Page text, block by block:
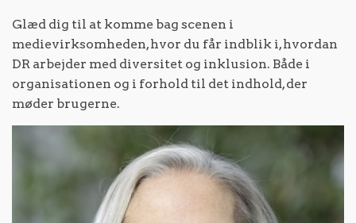
Glæd dig til at komme bag scenen i
medievirksomheden, hvor du får indblik i, hvordan
DR arbejder med diversitet og inklusion. Både i
organisationen og i forhold til det indhold, der
møder brugerne.